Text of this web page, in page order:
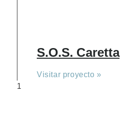
S.O.S. Caretta
Visitar proyecto »